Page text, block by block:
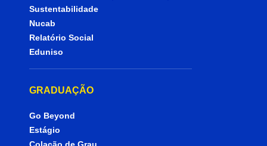
Sustentabilidade
Nucab
Relatório Social
Eduniso
GRADUAÇÃO
Go Beyond
Estágio
Colação de Grau